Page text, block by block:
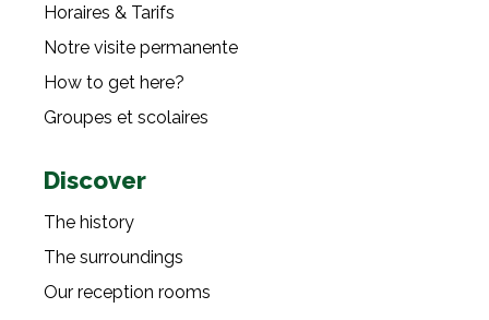
Horaires & Tarifs
Notre visite permanente
How to get here?
Groupes et scolaires
Discover
The history
The surroundings
Our reception rooms